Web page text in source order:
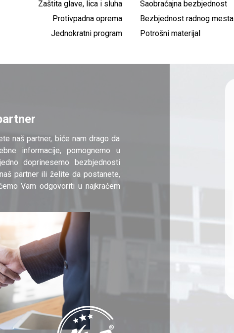
Zaštita glave, lica i sluha
Protivpadna oprema
Jednokratni program
Saobraćajna bezbjednost
Bezbjednost radnog mesta
Potrošni materijal
naš partner, biće nam drago da
informacije, pomognemo u
doprinesemo bezbjednosti
partner ili želite da postanete,
Vam odgovoriti u najkraćem